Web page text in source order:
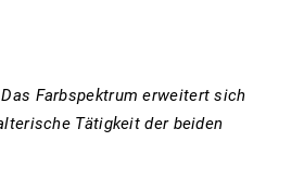
Farbspektrum erweitert sich
Tätigkeit der beiden